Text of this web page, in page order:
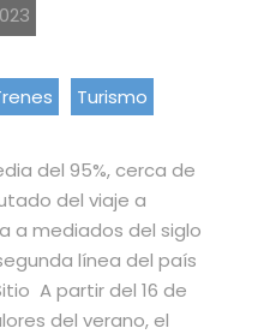
Turismo
del 95%, cerca de
del viaje a
a mediados del siglo
línea del país
A partir del 16 de
del verano, el